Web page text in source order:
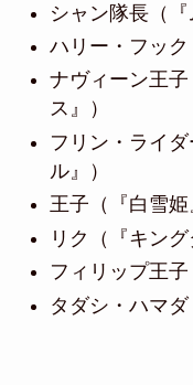
シャン隊長（『
ハリー・フック
ナヴィーン王
ス』）
フリン・ライ
ル』）
王子（『白雪姫
リク（『キング
フィリップ王子
タダシ・ハマダ